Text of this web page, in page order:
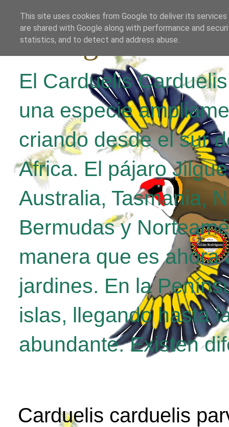
El Jilguero
El Carduelis
una especie
criando desde el sur
Africa. El pájaro
Australia, Tasmania,
Bermudas y
manera que es
jardines. En la
islas, llegando hasta
abundante. Existen
Carduelis carduelis
This site uses cookies from Google to deliver its
are shared with Google along with performance and
statistics, and to detect and address abuse.